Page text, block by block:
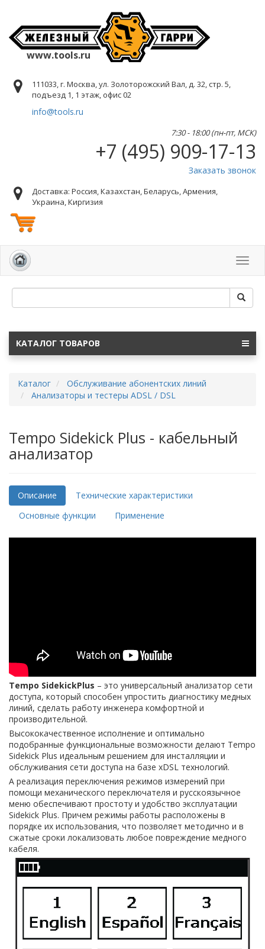
www.tools.ru
111033, г. Москва, ул. Золоторожский Вал, д. 32, стр. 5,
подъезд 1, 1 этаж, офис 02
info@tools.ru
7:30 - 18:00 (пн-пт, МСК)
+7 (495) 909-17-13
Заказать звонок
Доставка: Россия, Казахстан, Беларусь, Армения,
Украина, Киргизия
КАТАЛОГ ТОВАРОВ
Каталог
Обслуживание абонентских линий
Анализаторы и тестеры ADSL / DSL
Tempo Sidekick Plus - кабельный
анализатор
Описание
Технические характеристики
Основные функции
Применение
Tempo SidekickPlus – это универсальный анализатор сети
доступа, который способен упростить диагностику медных
линий, сделать работу инженера комфортной и
производительной.
Высококачественное исполнение и оптимально
подобранные функциональные возможности делают Tempo
Sidekick Plus идеальным решением для инсталляции и
обслуживания сети доступа на базе xDSL технологий.
А реализация переключения режимов измерений при
помощи механического переключателя и русскоязычное
меню обеспечивают простоту и удобство эксплуатации
Sidekick Plus. Причем режимы работы расположены в
порядке их использования, что позволяет методично и в
сжатые сроки локализовать любое повреждение медного
кабеля.